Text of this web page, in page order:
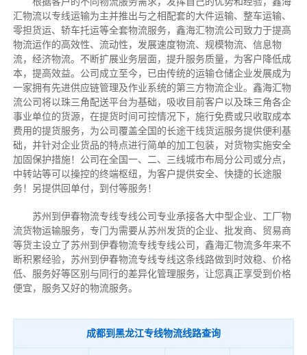
汇物流以专线运输为主并推出与之相配套的大件运输、整车运输、
零担货运、轿车托运等全套物流服务，鑫海汇物流公司致力于提高
物流运作的高效性、流动性，发展速度物流、规模物流、信息物
流，经济物流。不断扩展业务层面，提升服务质量，为客户降低成
本，提高效益。公司成立至今，已由传统的运输仓储企业发展成为
一家拥有先进供应链管理及作业系统的第三方物流企业。鑫海汇物
流公司将以珠三角配送平台为基础，吸收目前客户以及珠三角各企
事业单位的货源，在提货时间可控情况下，施行免费或只收取成本
费用的提货服务，为公司覆盖全国的长途干线货运服务提供便利基
础，并针对企业货品的特点进行简单的加工包装，对货物实施安全
加固保护措施！公司在全国一、二、三线城市布局分公司或分点，
中转站等可以操控的终端枢纽，为客户提供安全、快捷的长途服
务！另提供回单付，到付等服务！
苏州到伊春物流专线专线公司专业承接各大中型企业、工厂物
流货物运输服务，专门为需要从苏州发货的企业、批发商、贸易商
等货主设立了苏州到伊春物流专线专线公司，鑫海汇物流多年来不
断积累经验，苏州到伊春物流专线专线这条线路做到时效稳、价格
低、服务好等区别与同行的差异化管理服务，让您真正享受到价格
便宜，服务又好的物流服务。
成都到黑龙江专线物流线路查询